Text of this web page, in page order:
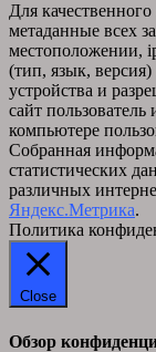
Для
метаданные всех
местоположении,
(тип, язык,
устройства и
сайт
компьютере
Собранная
статистических
различных
Яндекс.Метрика.
Политика
Close
Обзор